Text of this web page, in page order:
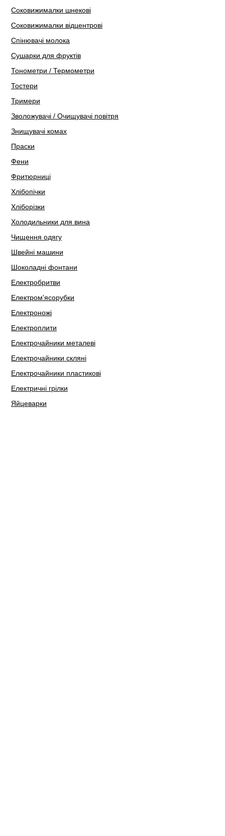
Соковижималки шнекові
Соковижималки відцентрові
Спінювачі молока
Сушарки для фруктів
Тонометри / Термометри
Тостери
Тримери
Зволожувачі / Очищувачі повітря
Знищувачі комах
Праски
Фени
Фритюрниці
Хлібопічки
Хліборізки
Холодильники для вина
Чищення одягу
Швейні машини
Шоколадні фонтани
Електробритви
Електром'ясорубки
Електроножі
Електроплити
Електрочайники металеві
Електрочайники скляні
Електрочайники пластикові
Електричні грілки
Яйцеварки